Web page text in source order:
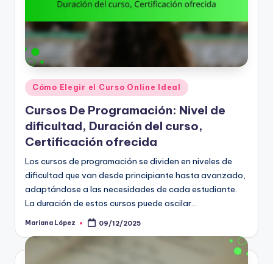
Posted
in
Cómo Elegir el Curso Online Ideal
Cursos De Programación: Nivel de
dificultad, Duración del curso,
Certificación ofrecida
Los cursos de programación se dividen en niveles de
dificultad que van desde principiante hasta avanzado,
adaptándose a las necesidades de cada estudiante.
La duración de estos cursos puede oscilar…
Posted
Mariana López 09/12/2025